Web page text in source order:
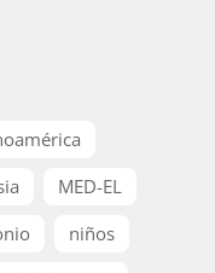
MED-EL
niños